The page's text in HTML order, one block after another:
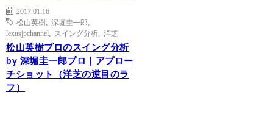
2017.01.16
松山英樹
深堀圭一郎
lexusjpchannel
スイング分析 洋芝
松山英樹プロのスイング分析
by 深堀圭一郎プロ｜アプロー
チショット（洋芝の逆目のラ
フ）